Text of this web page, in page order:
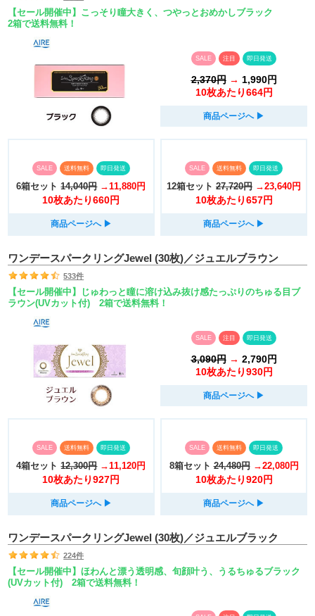
【セール開催中】こっそり瞳大きく、つやっとおめかしブラック
2箱で送料無料！
SALE 注目 即日発送
2,370円→ 1,990円
10枚あたり664円
商品ページへ ▶︎
SALE 送料無料 即日発送
6箱セット 14,040円 →11,880円
10枚あたり660円
商品ページへ ▶︎
SALE 送料無料 即日発送
12箱セット 27,720円 →23,640円
10枚あたり657円
商品ページへ ▶︎
ワンデースパークリングJewel (30枚)／ジュエルブラウン
533件
【セール開催中】じゅわっと瞳に溶け込み抜け感たっぷりのちゅる目ブ
ラウン(UVカット付) 2箱で送料無料！
SALE 注目 即日発送
3,090円→ 2,790円
10枚あたり930円
商品ページへ ▶︎
SALE 送料無料 即日発送
4箱セット 12,300円 →11,120円
10枚あたり927円
商品ページへ ▶︎
SALE 送料無料 即日発送
8箱セット 24,480円 →22,080円
10枚あたり920円
商品ページへ ▶︎
ワンデースパークリングJewel (30枚)／ジュエルブラック
224件
【セール開催中】ほわんと漂う透明感、旬顔叶う、うるちゅるブラック
(UVカット付) 2箱で送料無料！